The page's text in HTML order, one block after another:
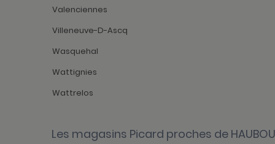
Valenciennes
Villeneuve-D-Ascq
Wasquehal
Wattignies
Wattrelos
Les magasins Picard proches de